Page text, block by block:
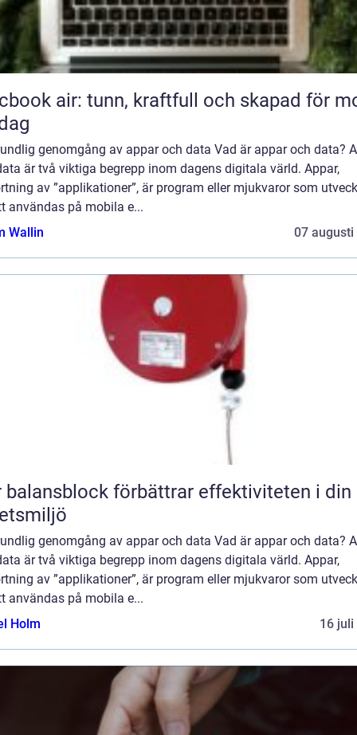
air: tunn, kraftfull och skapad för
genomgång av appar och data Vad är appar och data?
är två viktiga begrepp inom dagens digitala värld. Appar,
av ”applikationer”, är program eller mjukvaror som
användas på mobila e...
Wallin
07 augusti
balansblock förbättrar effektiviteten i din
genomgång av appar och data Vad är appar och data?
är två viktiga begrepp inom dagens digitala värld. Appar,
av ”applikationer”, är program eller mjukvaror som
användas på mobila e...
Holm
16 juli